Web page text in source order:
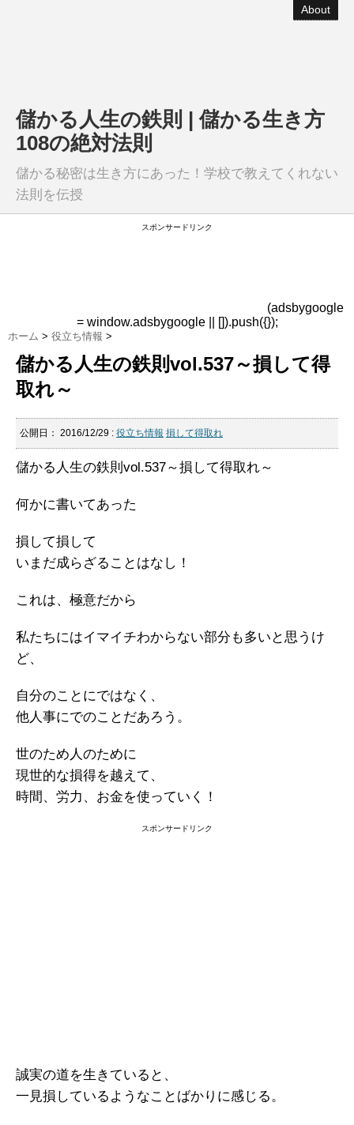
About
儲かる人生の鉄則 | 儲かる生き方
108の絶対法則
儲かる秘密は生き方にあった！学校で教えてくれない
法則を伝授
スポンサードリンク
(adsbygoogle
= window.adsbygoogle || []).push({});
ホーム > 役立ち情報 >
儲かる人生の鉄則vol.537～損して得
取れ～
公開日： 2016/12/29 : 役立ち情報 損して得取れ
儲かる人生の鉄則vol.537～損して得取れ～
何かに書いてあった
損して損して
いまだ成らざることはなし！
これは、極意だから
私たちにはイマイチわからない部分も多いと思うけ
ど、
自分のことにではなく、
他人事にでのことだあろう。
世のため人のために
現世的な損得を越えて、
時間、労力、お金を使っていく！
スポンサードリンク
誠実の道を生きていると、
一見損しているようなことばかりに感じる。